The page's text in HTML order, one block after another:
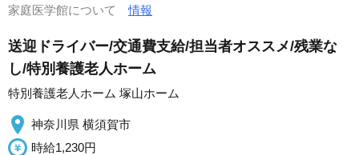
家庭医学館について情報
送迎ドライバー/交通費支給/担当者オススメ/残業な
し/特別養護老人ホーム
特別養護老人ホーム 塚山ホーム
神奈川県 横須賀市
時給1,230円